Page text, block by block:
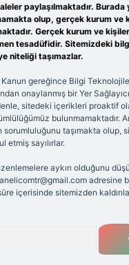
paylaşılmaktadır.
olup, gerçek kurum ve
Gerçek kurum ve
tesadüfidir. Sitemizdeki
niteliği taşımazlar.
Kanun gereğince Bilgi
onaylanmış bir Yer
sitedeki içerikleri proaktif
bulunmamaktadır.
sorumluluğunu taşımakta olup,
etmiş sayılırlar.
aykırı olduğunu
adresine
içerisinde sitemizden